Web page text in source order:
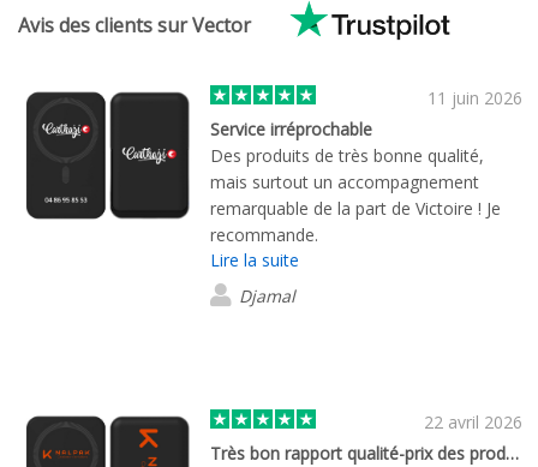
Avis des clients sur Vector
11 juin 2026
Service irréprochable
Des produits de très bonne qualité,
mais surtout un accompagnement
remarquable de la part de Victoire ! Je
recommande.
Lire la suite
Djamal
22 avril 2026
Très bon rapport qualité-prix des produits